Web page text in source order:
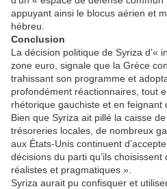
appuyant ainsi le blocus aérien et
hébreu.
Conclusion
La décision politique de Syriza d’«
zone euro, signale que la Grèce
trahissant son programme et
profondément réactionnaires, tout
rhétorique gauchiste et en feignant
Bien que Syriza ait pillé la caisse
trésoreries locales, de nombreux
aux États-Unis continuent
décisions du parti qu’ils
réalistes et pragmatiques ».
Syriza aurait pu confisquer et